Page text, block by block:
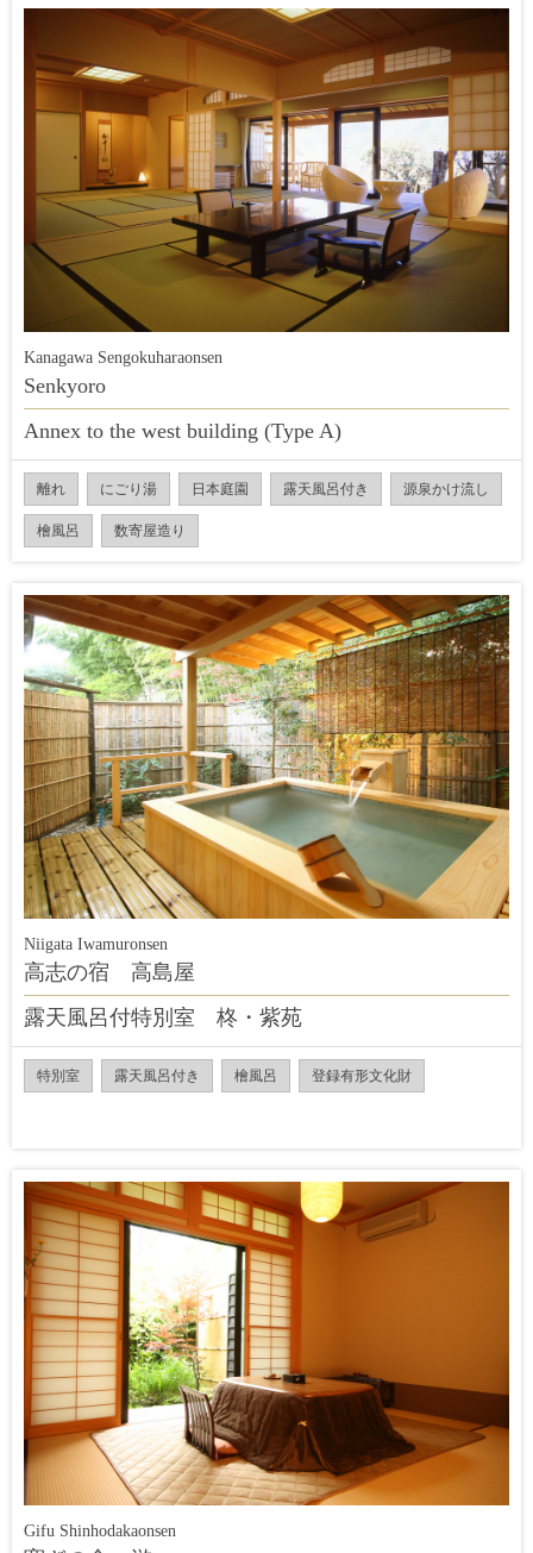
Kanagawa Sengokuharaonsen
Senkyoro
Annex to the west building (Type A)
離れ にごり湯 日本庭園 露天風呂付き 源泉かけ流し
檜風呂 数寄屋造り
Niigata Iwamuronsen
高志の宿 高島屋
露天風呂付特別室 柊・紫苑
特別室 露天風呂付き 檜風呂 登録有形文化財
Gifu Shinhodakaonsen